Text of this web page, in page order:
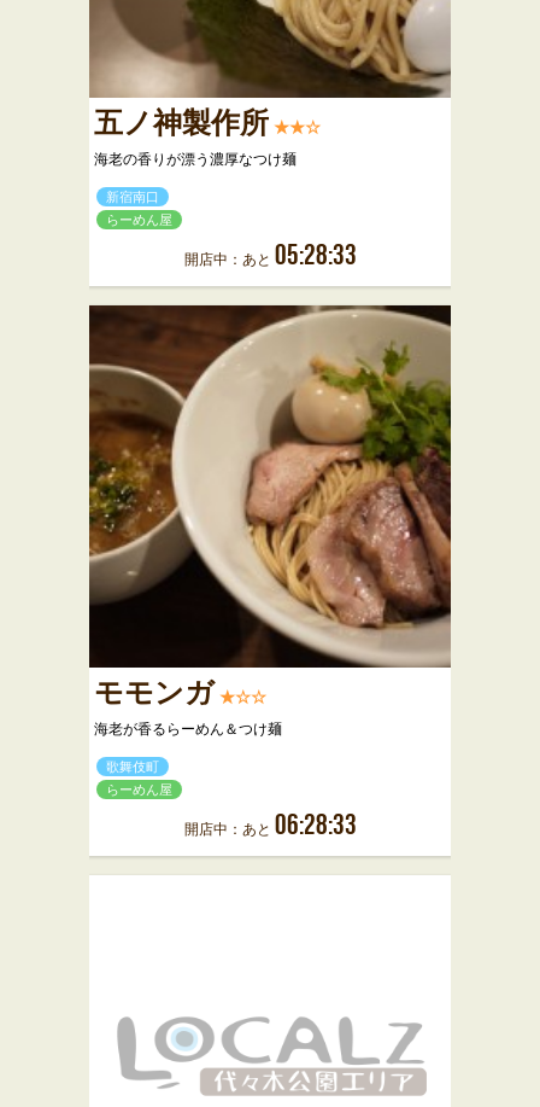
五ノ神製作所 ★★☆
海老の香りが漂う濃厚なつけ麺
新宿南口
らーめん屋
開店中：あと 05:28:33
モモンガ ★☆☆
海老が香るらーめん＆つけ麺
歌舞伎町
らーめん屋
開店中：あと 06:28:33